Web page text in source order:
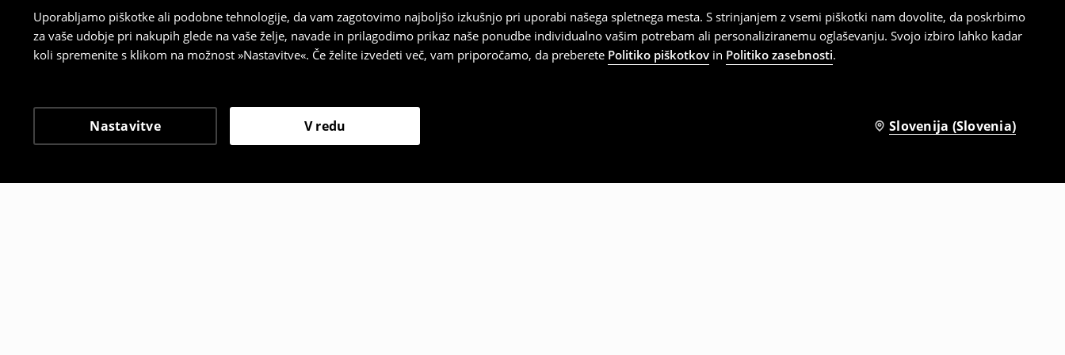
Uporabljamo piškotke ali podobne tehnologije, da vam zagotovimo najboljšo izkušnjo pri uporabi našega spletnega mesta. S strinjanjem z vsemi piškotki nam dovolite, da poskrbimo
za vaše udobje pri nakupih glede na vaše želje, navade in prilagodimo prikaz naše ponudbe individualno vašim potrebam ali personaliziranemu oglaševanju. Svojo izbiro lahko kadar
koli spremenite s klikom na možnost »Nastavitve«. Če želite izvedeti več, vam priporočamo, da preberete Politiko piškotkov in Politiko zasebnosti.
Nastavitve V redu Slovenija (Slovenia)